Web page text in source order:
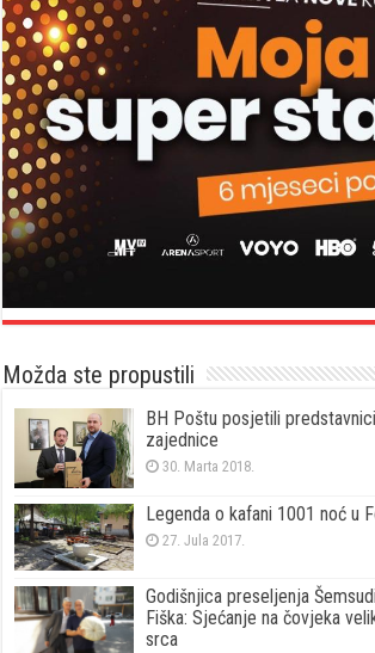
Možda ste propustili
BH Poštu posjetili
zajednice
30. Marta 2018.
Legenda o kafani 1001 noć u
27. Jula 2017.
Godišnjica preseljenja
Fiška: Sjećanje na čovjeka
srca